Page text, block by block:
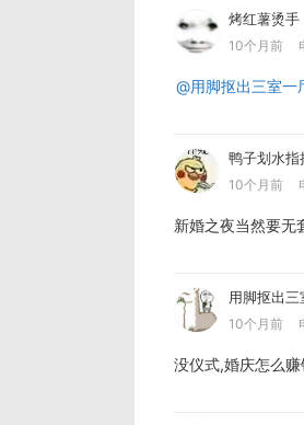
烤红薯烫手
10个月前
@用脚抠出三室一
鸭子划水指
10个月前
新婚之夜当然要无
用脚抠出三
10个月前
没仪式,婚庆怎么